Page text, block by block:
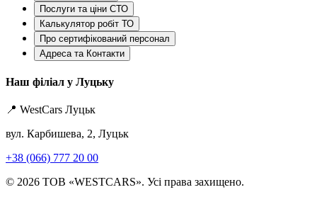
Послуги та ціни СТО
Калькулятор робіт ТО
Про сертифікований персонал
Адреса та Контакти
Наш філіал у Луцьку
📍 WestCars Луцьк
вул. Карбишева, 2, Луцьк
+38 (066) 777 20 00
© 2026 ТОВ «WESTCARS». Усі права захищено.